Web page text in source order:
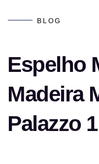
BLOG
Espelho
Madeira
Palazzo